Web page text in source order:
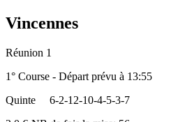
Vincennes
Réunion 1
1° Course - Départ prévu à 13:55
Quinte
6-2-12-10-4-5-3-7